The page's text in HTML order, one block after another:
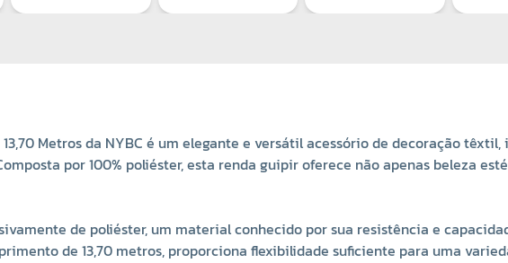
Metros da NYBC é um elegante e versátil acessório de decoração
por 100% poliéster, esta renda guipir oferece não apenas beleza
de poliéster, um material conhecido por sua resistência e
de 13,70 metros, proporciona flexibilidade suficiente para uma